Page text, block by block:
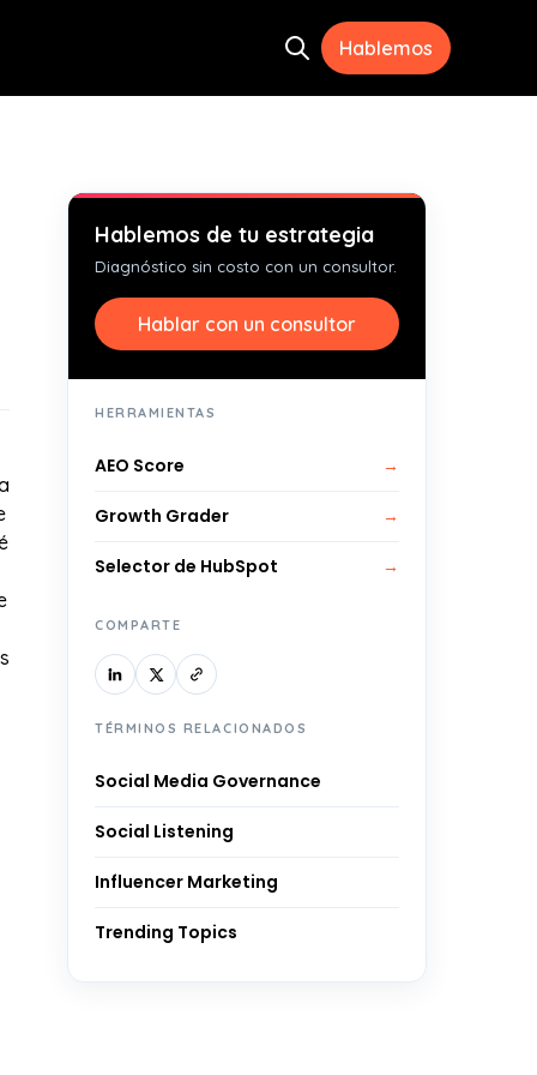
Open search
Hablemos
Hablemos de tu estrategia
Diagnóstico sin costo con un consultor.
Hablar con un consultor
HERRAMIENTAS
AEO Score →
Growth Grader →
Selector de HubSpot →
COMPARTE
TÉRMINOS RELACIONADOS
Social Media Governance
Social Listening
Influencer Marketing
Trending Topics